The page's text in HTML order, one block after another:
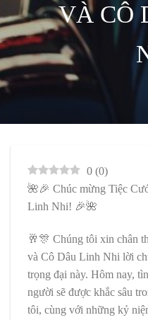
VÀ CÔ
0 (0)
🌺🎉 Chúc mừng Tiệc
Linh Nhi! 🎉🌺
🥂🎊 Chúng tôi xin chân
và Cô Dâu Linh Nhi lời
trọng đại này. Hôm nay,
người sẽ được khắc sâu
tôi, cùng với những kỷ